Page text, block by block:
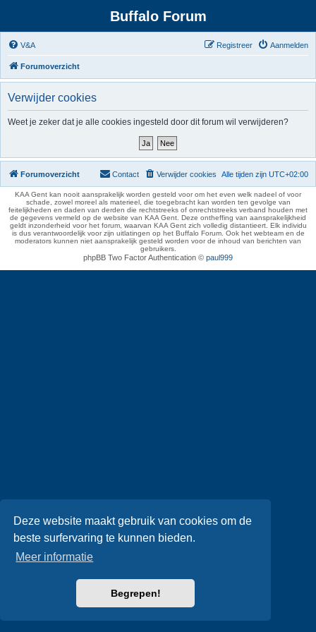
Deze website maakt gebruik van cookies om de
beste surfervaring te kunnen bieden.
Meer informatie
Begrepen!
Buffalo Forum
V&A Aanmelden
Registreer
Forumoverzicht
Verwijder cookies
Weet je zeker dat je alle cookies ingesteld door dit forum wil verwijderen?
Forumoverzicht Alle tijden zijn UTC+02:00
Verwijder cookies
Contact
KAA Gent kan nooit aansprakelijk worden gesteld voor om het even welk nadeel of voor
schade, zowel moreel als materieel, die toegebracht kan worden ten gevolge van
feitelijkheden en daden van derden die rechtstreeks of onrechtstreeks verband houden met
de gegevens vermeld op de website van KAA Gent. Deze ontheffing van aansprakelijkheid
geldt inzonderheid voor het forum, waarvan KAA Gent zich volledig distantieert. Elk individu
is dus verantwoordelijk voor zijn uitlatingen op het Buffalo Forum. Ook het webteam en de
moderators kunnen niet aansprakelijk gesteld worden voor de inhoud van berichten van
gebruikers.
phpBB Two Factor Authentication © paul999